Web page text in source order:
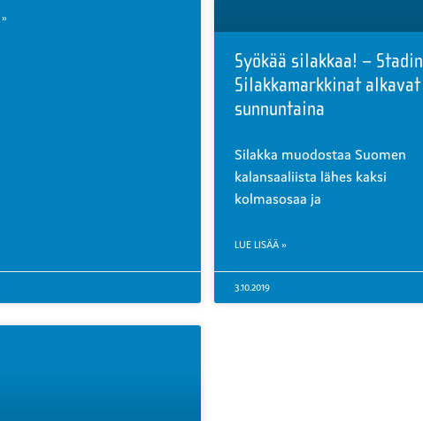
Syökää silakkaa! – Stadin
Silakkamarkkinat alkavat
sunnuntaina
Silakka muodostaa Suomen
kalansaaliista lähes kaksi
kolmasosaa ja
LUE LISÄÄ »
3.10.2019